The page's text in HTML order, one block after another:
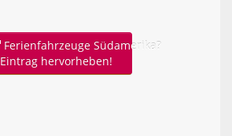
Ferienfahrzeuge Südamerika?
Eintrag hervorheben!